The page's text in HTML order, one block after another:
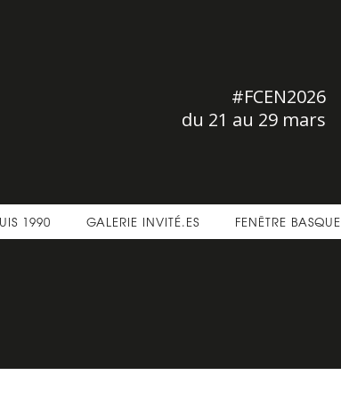
#FCEN2026
du 21 au 29 mars
1990 GALERIE INVITÉ.ES FENÊTRE BASQUE